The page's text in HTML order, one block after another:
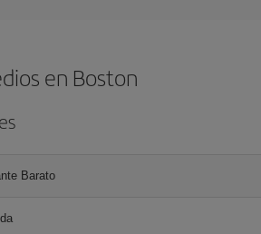
en Boston
Barato